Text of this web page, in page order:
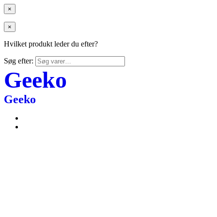
×
×
Hvilket produkt leder du efter?
Søg efter:
Geeko
Geeko